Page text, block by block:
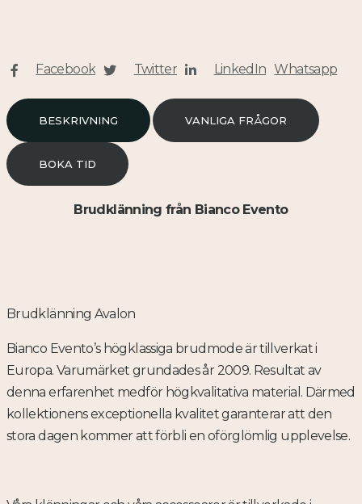
Facebook Twitter LinkedIn Whatsapp
BESKRIVNING VANLIGA FRÅGOR
BOKA TID
Brudklänning från Bianco Evento
Brudklänning Avalon
Bianco Evento’s högklassiga brudmode är tillverkat i
Europa. Varumärket grundades år 2009. Resultat av
denna erfarenhet medför högkvalitativa material. Därmed
kollektionens exceptionella kvalitet garanterar att den
stora dagen kommer att förbli en oförglömlig upplevelse.